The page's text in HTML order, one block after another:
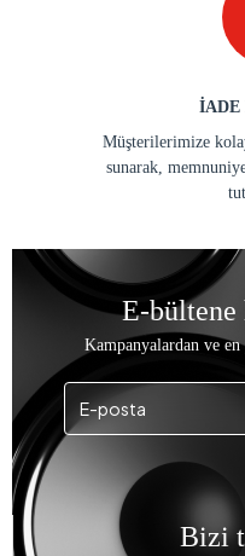
Müşterilerimize
sunarak,
E-bültene
Kampanyalardan ve
Bizi